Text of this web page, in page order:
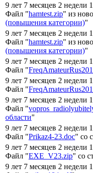
9 лет 7 месяцев 2 недели
Файл "hamtest.zip" из
(повышения категории)"
9 лет 7 месяцев 2 недели
Файл "hamtest.zip" из
(повышения категории)"
9 лет 7 месяцев 2 недели
Файл "
9 лет 7 месяцев 2 недели
Файл "
9 лет 7 месяцев 2 недели
Файл "
области"
9 лет 7 месяцев 2 недели
Файл "Prikaz4-23.doc" со
9 лет 7 месяцев 2 недели
Файл "EXE_V23.zip" со
9 лет 7 месяцев 2 недели